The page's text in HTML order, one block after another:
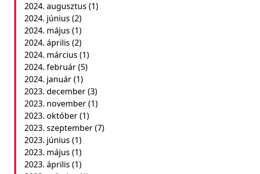
2024. augusztus (1)
2024. június (2)
2024. május (1)
2024. április (2)
2024. március (1)
2024. február(5)
2024. január(1)
2023. december(3)
2023. november(1)
2023. október(1)
2023. szeptember(7)
2023. június (1)
2023. május (1)
2023. április (1)